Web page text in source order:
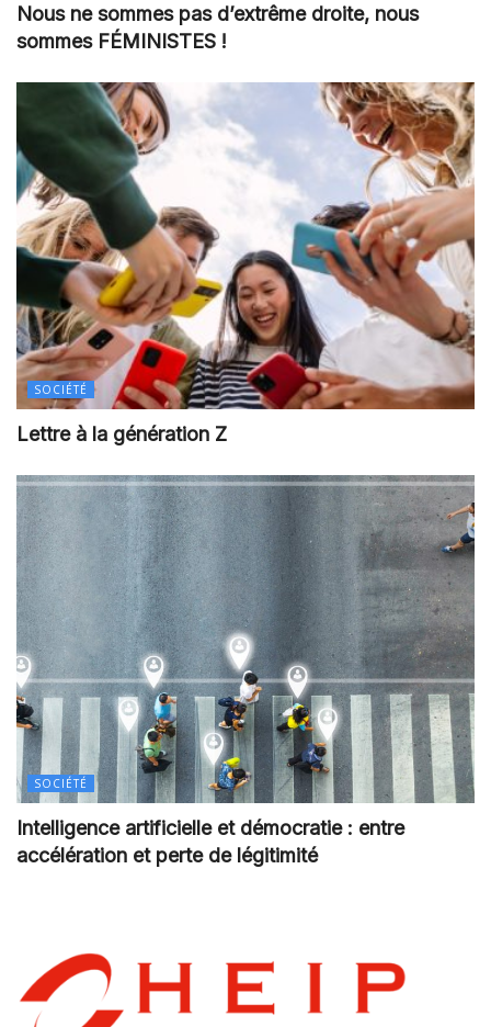
Nous ne sommes pas d’extrême droite, nous
sommes FÉMINISTES !
SOCIÉTÉ
Lettre à la génération Z
SOCIÉTÉ
Intelligence artificielle et démocratie : entre
accélération et perte de légitimité